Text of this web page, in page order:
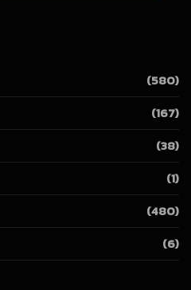
(580)
(167)
(38)
(1)
(480)
(6)